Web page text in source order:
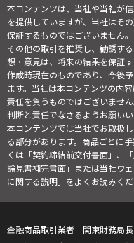
本コンテンツは、当社や当社が
を提供していますが、当社はそ
保証するものではございません
その他の取引を推奨し、勧誘す
想・意見は、将来の結果を保証
作成時現在のものであり、今後
ます。当社は本コンテンツの内
責任を負うものではございませ
判断と責任でなさるようお願いい
本コンテンツでは当社でお取扱
る部分があります。商品ごとに
くは「契約締結前交付書面」、
論見書補完書面」または当社ウ
に関する説明」をよくお読みくだ
金融商品取引業者 関東財務局